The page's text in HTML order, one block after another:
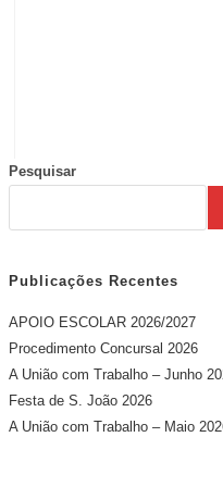
Pesquisar
Publicações Recentes
APOIO ESCOLAR 2026/2027
Procedimento Concursal 2026
A União com Trabalho – Junho
Festa de S. João 2026
A União com Trabalho – Maio